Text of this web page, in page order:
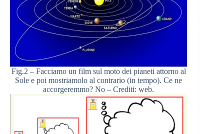
Fig.2 – Facciamo un film sul moto dei pianeti attorno al
Sole e poi mostriamolo al contrario (in tempo). Ce ne
accorgeremmo? No – Crediti: web.